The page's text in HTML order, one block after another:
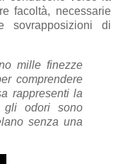
facoltà, necessarie
sovrapposizioni di
mille finezze
comprendere
rappresenti la
odori sono
senza una